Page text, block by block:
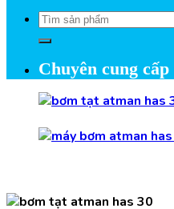
Tìm
kiếm:
Chuyên cung